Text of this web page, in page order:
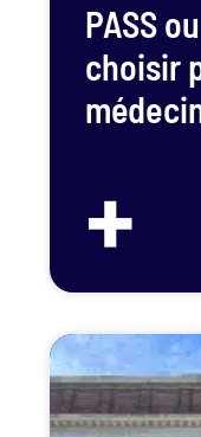
PASS
choisir
+